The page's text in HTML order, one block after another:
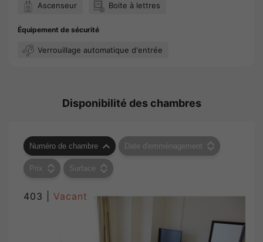
Ascenseur Boite à lettres
Équipement de sécurité
Verrouillage automatique d'entrée
Disponibilité des chambres
Numéro de chambre Date d'emménagement
Prix Surface
403 | Vacant